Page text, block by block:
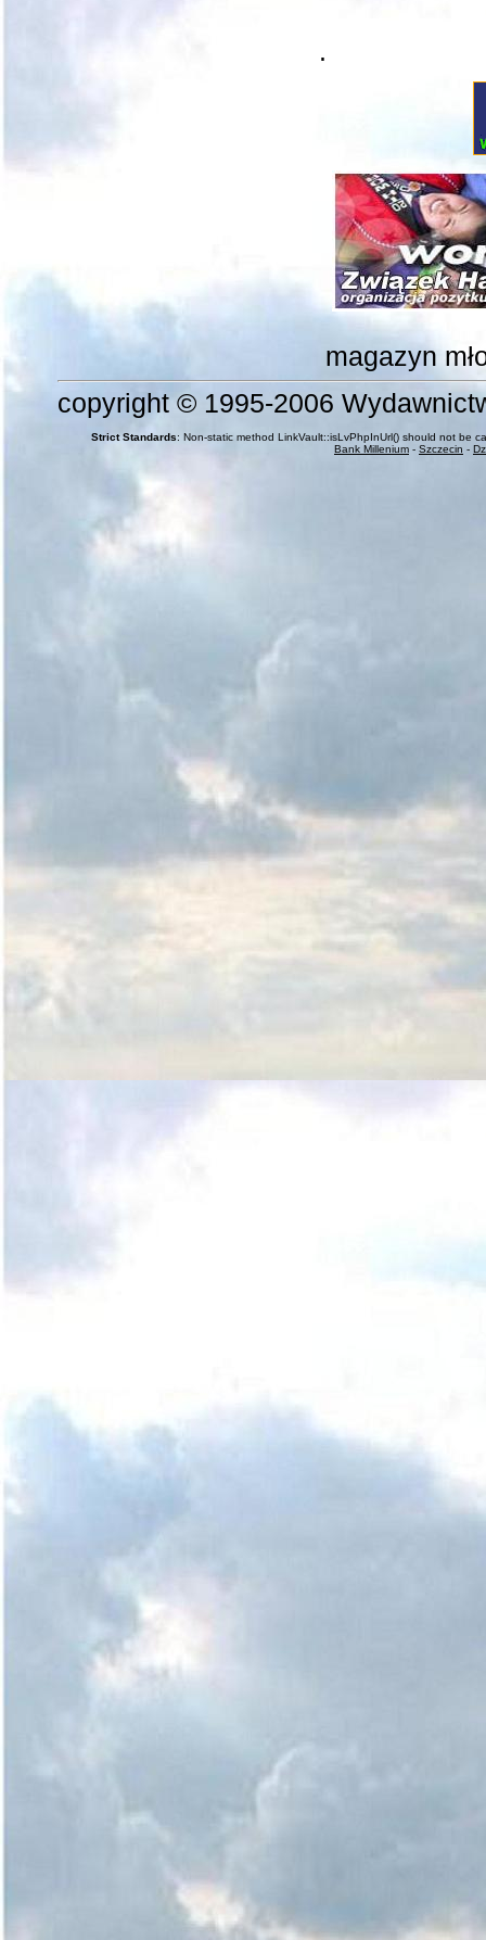
.
magazyn
copyright © 1995-2006
Strict Standards: Non-static method LinkVault::isLvPhpInUrl() should not be
Bank Millenium - Szczecin -